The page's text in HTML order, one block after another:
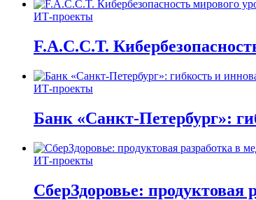
ИТ-проекты
F.A.C.C.T.
ИТ-проекты
Банк «Санкт-Петербург»:
ИТ-проекты
СберЗдоровье: продуктовая